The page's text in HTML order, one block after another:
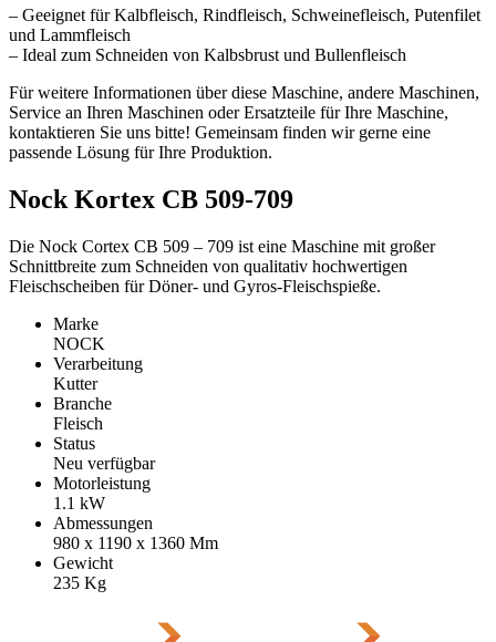
– Geeignet für Kalbfleisch, Rindfleisch, Schweinefleisch, Putenfilet
und Lammfleisch
– Ideal zum Schneiden von Kalbsbrust und Bullenfleisch
Für weitere Informationen über diese Maschine, andere Maschinen,
Service an Ihren Maschinen oder Ersatzteile für Ihre Maschine,
kontaktieren Sie uns bitte! Gemeinsam finden wir gerne eine
passende Lösung für Ihre Produktion.
Nock Kortex CB 509-709
Die Nock Cortex CB 509 – 709 ist eine Maschine mit großer
Schnittbreite zum Schneiden von qualitativ hochwertigen
Fleischscheiben für Döner- und Gyros-Fleischspieße.
Marke
NOCK
Verarbeitung
Kutter
Branche
Fleisch
Status
Neu verfügbar
Motorleistung
1.1 kW
Abmessungen
980 x 1190 x 1360 Mm
Gewicht
235 Kg